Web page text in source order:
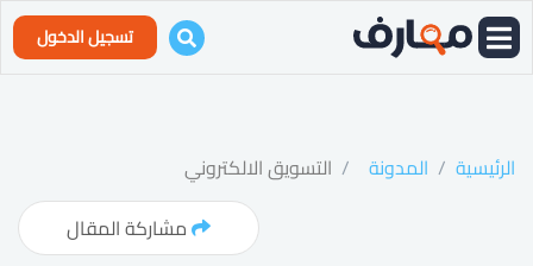
تسجيل الدخول
الرئيسية المدونة
التسويق الالكتروني
مشاركة المقال